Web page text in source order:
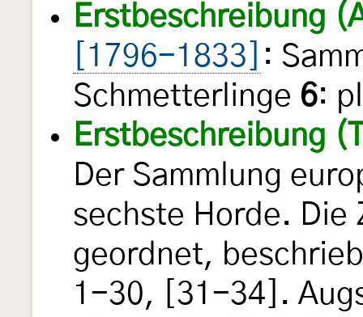
Erstbeschreibung
[1796-1833]
:
Schmetterlinge 6:
Erstbeschreibung
Der Sammlung
sechste Horde. Die
geordnet,
1-30, [31-34].